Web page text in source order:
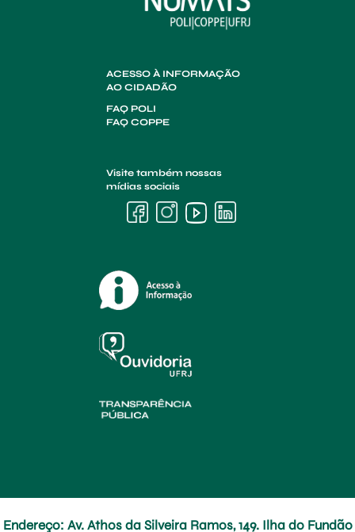
ACESSO À INFORMAÇÃO
AO CIDADÃO
FAQ POLI
FAQ COPPE
Visite também nossas
mídias sociais
Endereço: Av. Athos da Silveira Ramos, 149. Ilha do Fundão